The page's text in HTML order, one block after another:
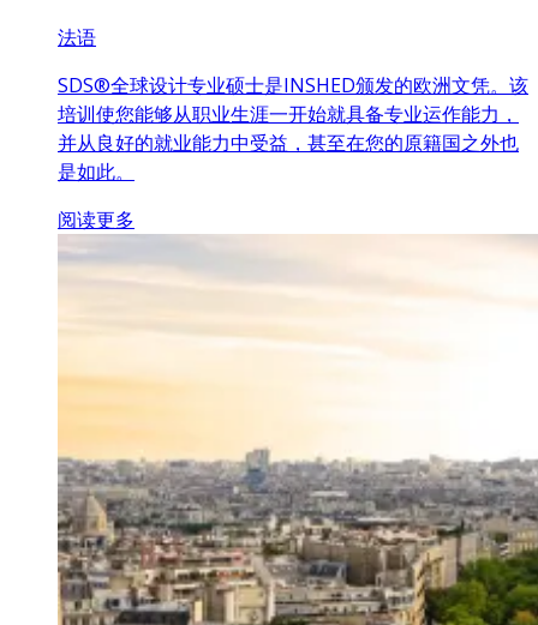
法语
SDS®全球设计专业硕士是INSHED颁发的欧洲文凭。该
培训使您能够从职业生涯一开始就具备专业运作能力，
并从良好的就业能力中受益，甚至在您的原籍国之外也
是如此。
阅读更多